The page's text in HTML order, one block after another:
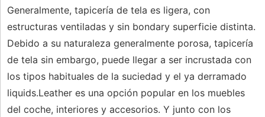
Generalmente, tapicería de tela es ligera, con
estructuras ventiladas y sin bondary superficie distinta.
Debido a su naturaleza generalmente porosa, tapicería
de tela sin embargo, puede llegar a ser incrustada con
los tipos habituales de la suciedad y el ya derramado
liquids.Leather es una opción popular en los muebles
del coche, interiores y accesorios. Y junto con los